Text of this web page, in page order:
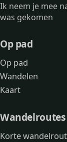
Ik neem je mee
was gekomen
Op pad
Op pad
Wandelen
Kaart
Wandelroutes
Korte